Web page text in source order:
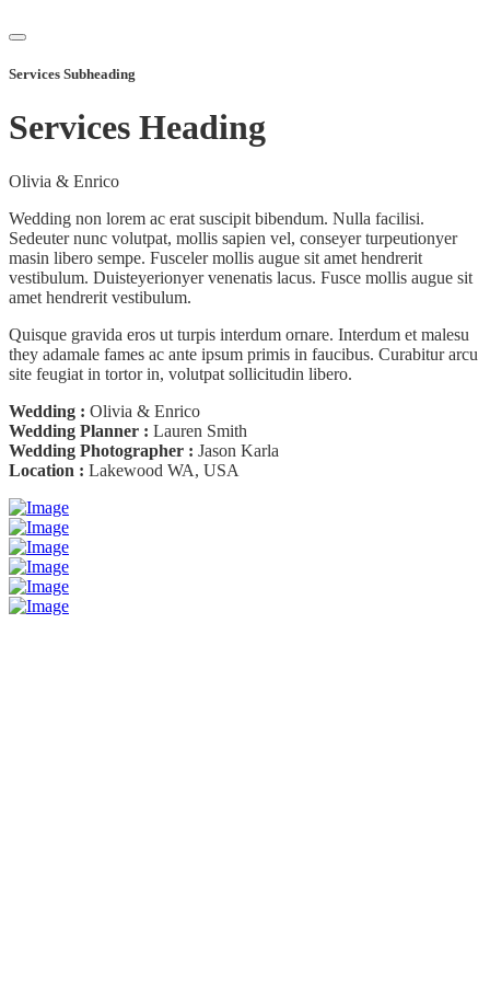
Services Subheading
Services Heading
Olivia & Enrico
Wedding non lorem ac erat suscipit bibendum. Nulla facilisi.
Sedeuter nunc volutpat, mollis sapien vel, conseyer turpeutionyer
masin libero sempe. Fusceler mollis augue sit amet hendrerit
vestibulum. Duisteyerionyer venenatis lacus. Fusce mollis augue sit
amet hendrerit vestibulum.
Quisque gravida eros ut turpis interdum ornare. Interdum et malesu
they adamale fames ac ante ipsum primis in faucibus. Curabitur arcu
site feugiat in tortor in, volutpat sollicitudin libero.
Wedding : Olivia & Enrico
Wedding Planner : Lauren Smith
Wedding Photographer : Jason Karla
Location : Lakewood WA, USA